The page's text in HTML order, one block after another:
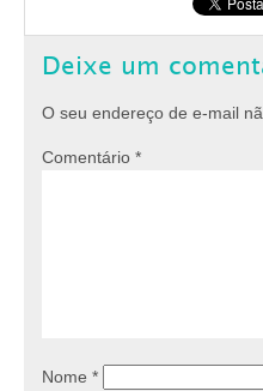
Deixe um
O seu endereço de e-mail
Comentário *
Nome *